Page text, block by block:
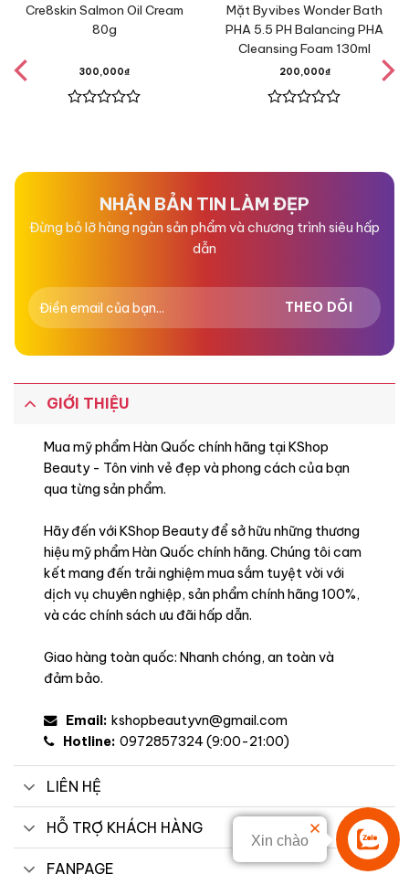
Cre8skin Salmon Oil Cream
80g
300,000₫
5
Mặt Byvibes Wonder Bath
PHA 5.5 PH Balancing PHA
Cleansing Foam 130ml
200,000₫
5
Liên hệ
Xin chào
NHẬN BẢN TIN LÀM ĐẸP
Đừng bỏ lỡ hàng ngàn sản phẩm và chương trình siêu hấp
dẫn
GIỚI THIỆU
Mua mỹ phẩm Hàn Quốc chính hãng tại KShop
Beauty - Tôn vinh vẻ đẹp và phong cách của bạn
qua từng sản phẩm.
Hãy đến với KShop Beauty để sở hữu những thương
hiệu mỹ phẩm Hàn Quốc chính hãng. Chúng tôi cam
kết mang đến trải nghiệm mua sắm tuyệt vời với
dịch vụ chuyên nghiệp, sản phẩm chính hãng 100%,
và các chính sách ưu đãi hấp dẫn.
Giao hàng toàn quốc: Nhanh chóng, an toàn và
đảm bảo.
Email: kshopbeautyvn@gmail.com
Hotline: 0972857324 (9:00-21:00)
LIÊN HỆ
HỖ TRỢ KHÁCH HÀNG
FANPAGE